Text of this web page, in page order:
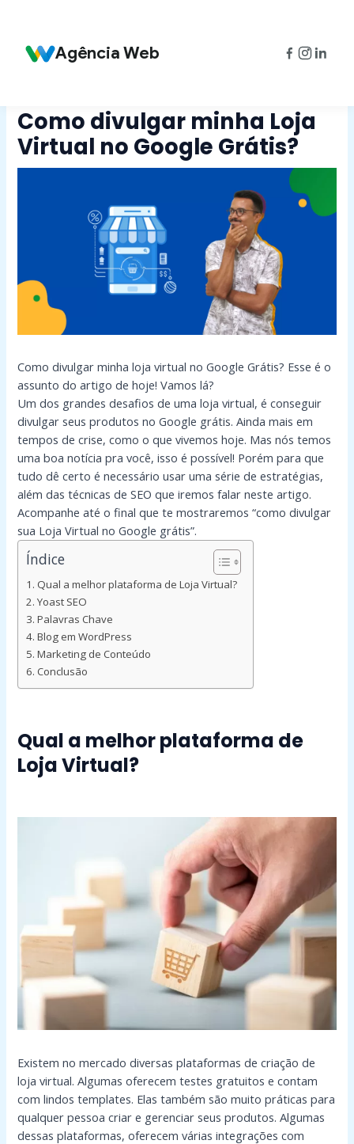
conteúdo Agência Web
Como divulgar minha Loja
Virtual no Google Grátis?
Como divulgar minha loja virtual no Google Grátis? Esse é o
assunto do artigo de hoje! Vamos lá?
Um dos grandes desafios de uma loja virtual, é conseguir
divulgar seus produtos no Google grátis. Ainda mais em
tempos de crise, como o que vivemos hoje. Mas nós temos
uma boa notícia pra você, isso é possível! Porém para que
tudo dê certo é necessário usar uma série de estratégias,
além das técnicas de SEO que iremos falar neste artigo.
Acompanhe até o final que te mostraremos “como divulgar
sua Loja Virtual no Google grátis”.
Índice
Qual a melhor plataforma de Loja Virtual?
Yoast SEO
Palavras Chave
Blog em WordPress
Marketing de Conteúdo
Conclusão
Qual a melhor plataforma de
Loja Virtual?
Existem no mercado diversas plataformas de criação de
loja virtual. Algumas oferecem testes gratuitos e contam
com lindos templates. Elas também são muito práticas para
qualquer pessoa criar e gerenciar seus produtos. Algumas
dessas plataformas, oferecem várias integrações com